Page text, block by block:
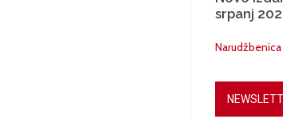
srpanj
Narudžbenica